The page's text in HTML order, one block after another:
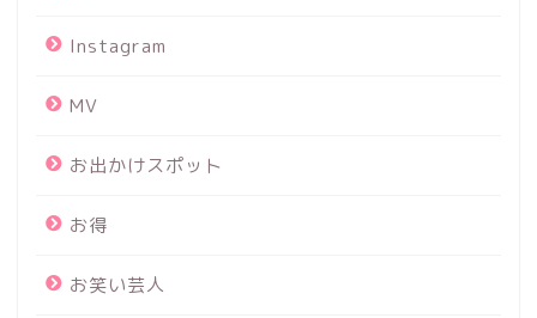
Instagram
MV
お出かけスポット
お得
お笑い芸人